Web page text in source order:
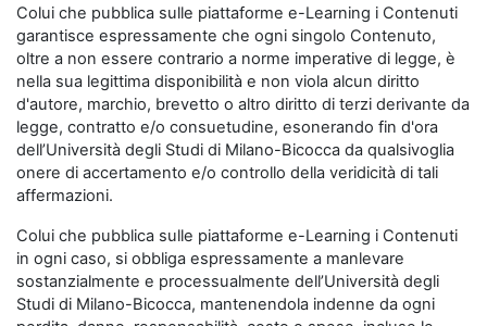
Colui che pubblica sulle piattaforme e-Learning i Contenuti
garantisce espressamente che ogni singolo Contenuto,
oltre a non essere contrario a norme imperative di legge, è
nella sua legittima disponibilità e non viola alcun diritto
d'autore, marchio, brevetto o altro diritto di terzi derivante da
legge, contratto e/o consuetudine, esonerando fin d'ora
dell’Università degli Studi di Milano-Bicocca da qualsivoglia
onere di accertamento e/o controllo della veridicità di tali
affermazioni.
Colui che pubblica sulle piattaforme e-Learning i Contenuti
in ogni caso, si obbliga espressamente a manlevare
sostanzialmente e processualmente dell’Università degli
Studi di Milano-Bicocca, mantenendola indenne da ogni